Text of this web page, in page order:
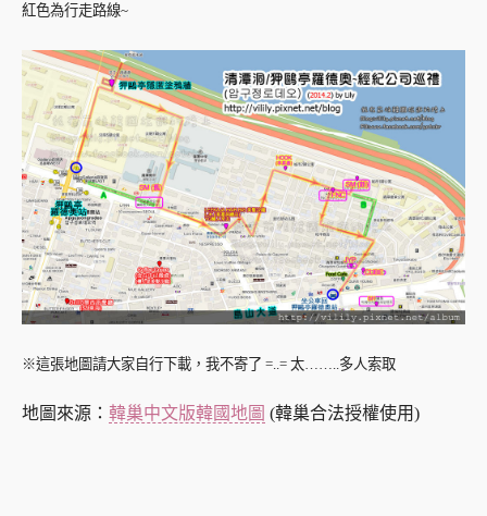
紅色為行走路線~
※這張地圖請大家自行下載，我不寄了 =..= 太……..多人索取
地圖來源： 韓巢中文版韓國地圖 (韓巢合法授權使用)